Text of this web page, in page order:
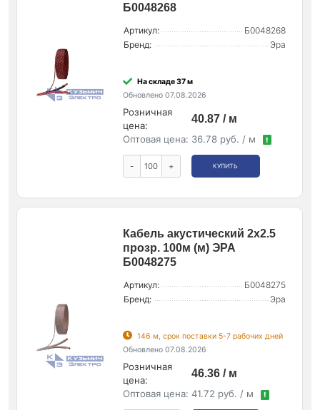
Б0048268
Артикул:
Б0048268
Бренд:
Эра
На складе 37 м
Обновлено 07.08.2026
Розничная
цена:
40.87 / м
Оптовая цена: 36.78 руб. / м !
- + КУПИТЬ
Кабель акустический 2х2.5
прозр. 100м (м) ЭРА
Б0048275
Артикул:
Б0048275
Бренд:
Эра
146 м, срок поставки 5-7 рабочих дней
Обновлено 07.08.2026
Розничная
цена:
46.36 / м
Оптовая цена: 41.72 руб. / м !